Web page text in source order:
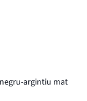
argintiu mat